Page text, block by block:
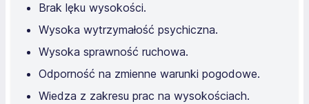
Brak lęku wysokości.
Wysoka wytrzymałość psychiczna.
Wysoka sprawność ruchowa.
Odporność na zmienne warunki pogodowe.
Wiedza z zakresu prac na wysokościach.